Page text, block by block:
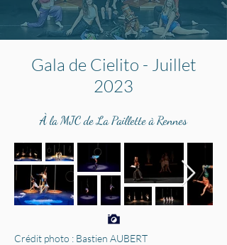
Gala de Cielito - Juillet
2023
À la MJC de La Paillette à Rennes
Crédit photo : Bastien AUBERT